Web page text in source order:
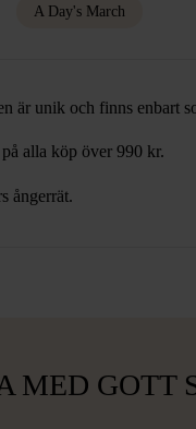
A Day's March
är unik och finns enbart
alla köp över 990 kr.
ångerrät.
MED GOTT